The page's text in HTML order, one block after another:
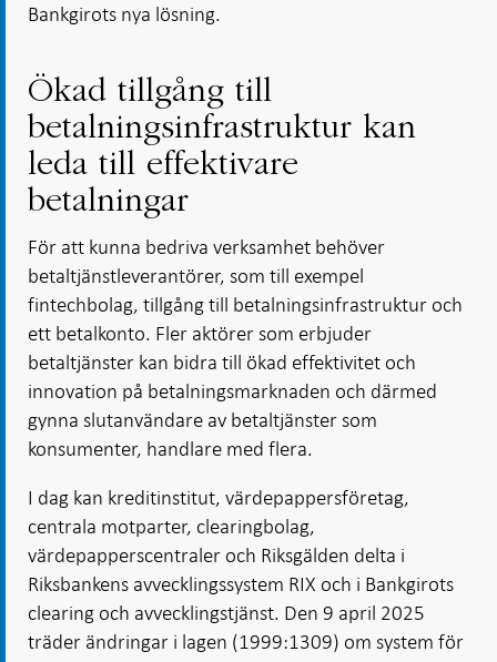
Bankgirots nya lösning.
Ökad tillgång till
betalningsinfrastruktur kan
leda till effektivare
betalningar
För att kunna bedriva verksamhet behöver
betaltjänstleverantörer, som till exempel
fintechbolag, tillgång till betalningsinfrastruktur och
ett betalkonto. Fler aktörer som erbjuder
betaltjänster kan bidra till ökad effektivitet och
innovation på betalningsmarknaden och därmed
gynna slutanvändare av betaltjänster som
konsumenter, handlare med flera.
I dag kan kreditinstitut, värdepappersföretag,
centrala motparter, clearingbolag,
värdepapperscentraler och Riksgälden delta i
Riksbankens avvecklingssystem RIX och i Bankgirots
clearing och avvecklingstjänst. Den 9 april 2025
träder ändringar i lagen (1999:1309) om system för